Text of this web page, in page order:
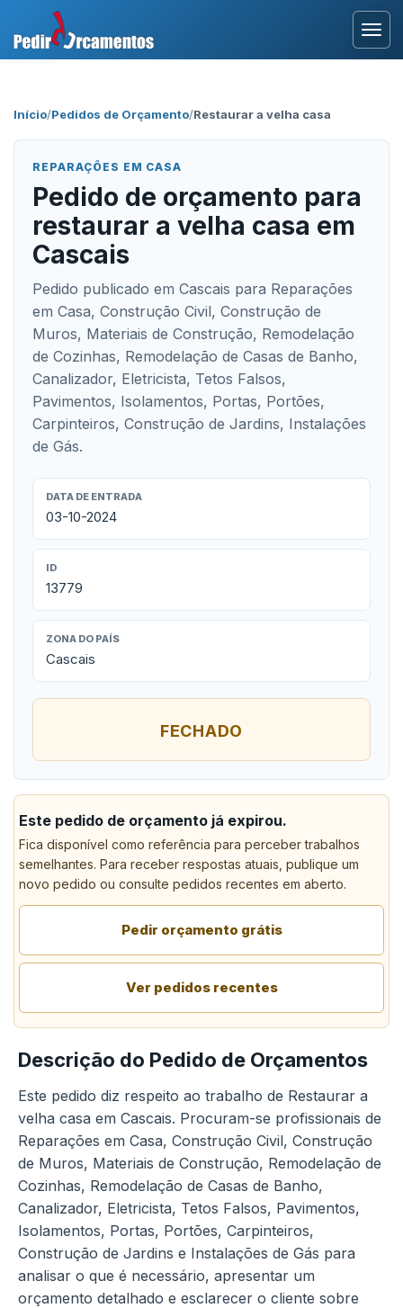
Início/Pedidos de Orçamento/Restaurar a velha casa
REPARAÇÕES EM CASA
Pedido de orçamento para
restaurar a velha casa em
Cascais
Pedido publicado em Cascais para Reparações
em Casa, Construção Civil, Construção de
Muros, Materiais de Construção, Remodelação
de Cozinhas, Remodelação de Casas de Banho,
Canalizador, Eletricista, Tetos Falsos,
Pavimentos, Isolamentos, Portas, Portões,
Carpinteiros, Construção de Jardins, Instalações
de Gás.
DATA DE ENTRADA
03-10-2024
ID
13779
ZONA DO PAÍS
Cascais
FECHADO
Este pedido de orçamento já expirou.
Fica disponível como referência para perceber trabalhos
semelhantes. Para receber respostas atuais, publique um
novo pedido ou consulte pedidos recentes em aberto.
Pedir orçamento grátis
Ver pedidos recentes
Descrição do Pedido de Orçamentos
Este pedido diz respeito ao trabalho de Restaurar a
velha casa em Cascais. Procuram-se profissionais de
Reparações em Casa, Construção Civil, Construção
de Muros, Materiais de Construção, Remodelação de
Cozinhas, Remodelação de Casas de Banho,
Canalizador, Eletricista, Tetos Falsos, Pavimentos,
Isolamentos, Portas, Portões, Carpinteiros,
Construção de Jardins e Instalações de Gás para
analisar o que é necessário, apresentar um
orçamento detalhado e esclarecer o cliente sobre
Área Profissional
Como Funciona?
Testemunhos